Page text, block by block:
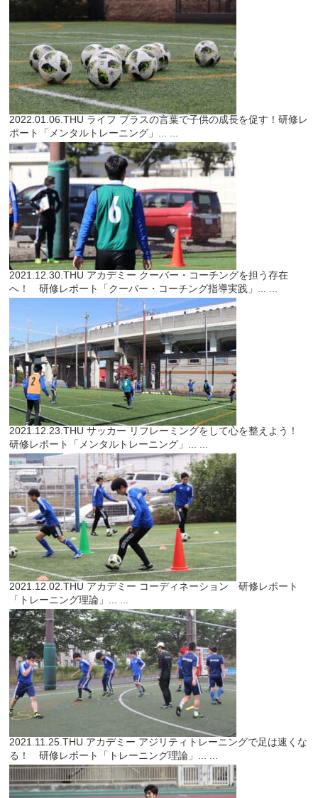
2022.01.06.THU ライフ プラスの言葉で子供の成長を促す！研修レ
ポート「メンタルトレーニング」... ...
2021.12.30.THU アカデミー クーバー・コーチングを担う存在
へ！ 研修レポート「クーバー・コーチング指導実践」... ...
2021.12.23.THU サッカー リフレーミングをして心を整えよう！
研修レポート「メンタルトレーニング」... ...
2021.12.02.THU アカデミー コーディネーション 研修レポート
「トレーニング理論」... ...
2021.11.25.THU アカデミー アジリティトレーニングで足は速くな
る！ 研修レポート「トレーニング理論」... ...